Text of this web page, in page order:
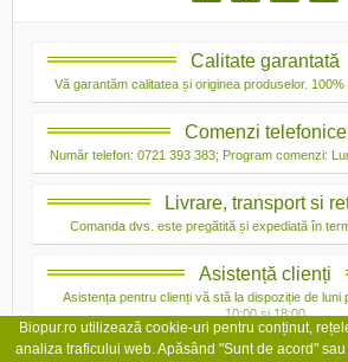
Calitate garantată
Vă garantăm calitatea și originea produselor.
Comenzi telefonice
Număr telefon: 0721 393 383; Program comenzi:
Livrare, transport si
Comanda dvs. este pregătită și expediată în
Asistență clienți
Asistența pentru clienți vă stă la dispoziție de luni
10:00 și 18:00
Biopur.ro utilizează cookie-uri pentru conținut,
analiza traficului web. Apăsând "Sunt de acord"